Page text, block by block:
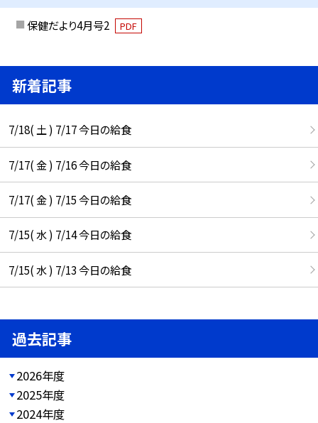
保健だより4月号2 PDF
新着記事
7/18( 土 ) 7/17 今日の給食
7/17( 金 ) 7/16 今日の給食
7/17( 金 ) 7/15 今日の給食
7/15( 水 ) 7/14 今日の給食
7/15( 水 ) 7/13 今日の給食
過去記事
2026年度
2025年度
2024年度